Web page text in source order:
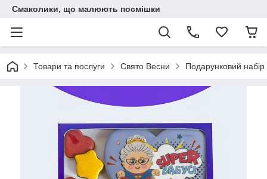
Смаколики, що малюють посмішки
Товари та послуги Свято Весни Подарунковий набір